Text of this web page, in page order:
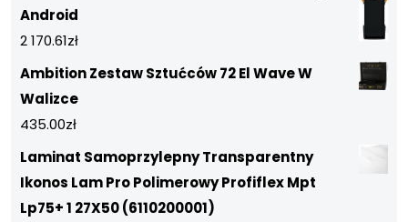
Android
2 170.61zł
Ambition Zestaw Sztućców 72 El Wave W
Walizce
435.00zł
Laminat Samoprzylepny Transparentny
Ikonos Lam Pro Polimerowy Profiflex Mpt
Lp75+ 1 27X50 (6110200001)